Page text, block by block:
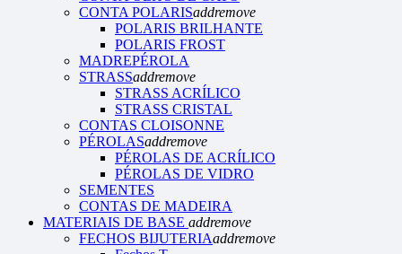
CONTA POLARISaddremove
POLARIS BRILHANTE
POLARIS FROST
MADREPÉROLA
STRASSaddremove
STRASS ACRÍLICO
STRASS CRISTAL
CONTAS CLOISONNE
PÉROLASaddremove
PÉROLAS DE ACRÍLICO
PÉROLAS DE VIDRO
SEMENTES
CONTAS DE MADEIRA
MATERIAIS DE BASE addremove
FECHOS BIJUTERIAaddremove